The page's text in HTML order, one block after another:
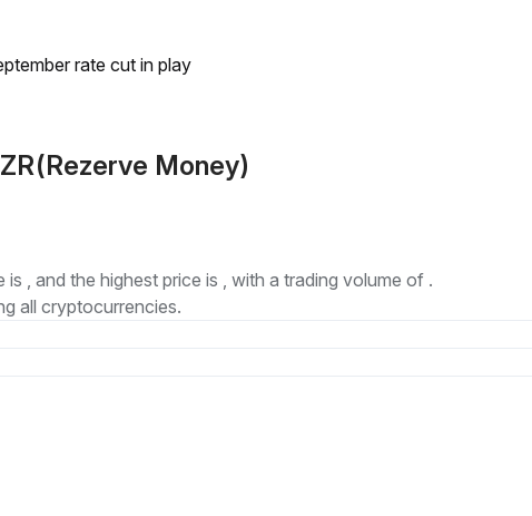
rate cut in play
Money)
, and the highest price is , with a trading volume of .
all cryptocurrencies.